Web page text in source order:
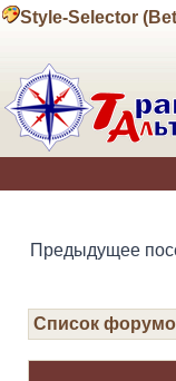
Style-Selector
Предыдущее
Список